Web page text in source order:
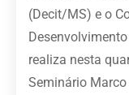
(Decit/MS) e o
realiza nesta
Seminário